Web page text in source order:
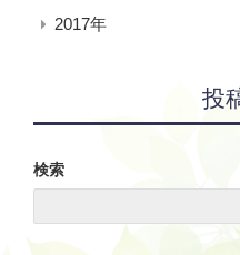
2017年
投
検索